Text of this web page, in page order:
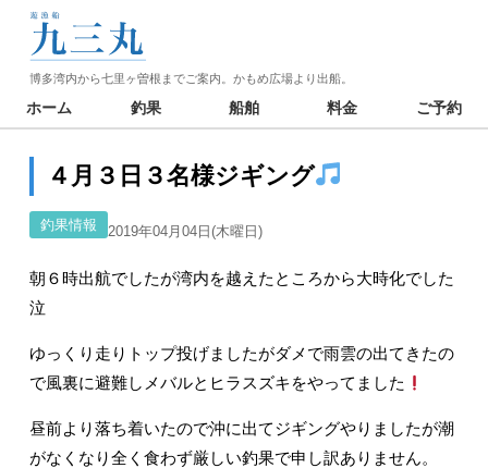
博多湾内から七里ヶ曽根までご案内。かもめ広場より出船。
ホーム 釣果 船舶 料金 ご予約
４月３日３名様ジギング
釣果情報 2019年04月04日(木曜日)
朝６時出航でしたが湾内を越えたところから大時化でした
泣
ゆっくり走りトップ投げましたがダメで雨雲の出てきたの
で風裏に避難しメバルとヒラスズキをやってました
昼前より落ち着いたので沖に出てジギングやりましたが潮
がなくなり全く食わず厳しい釣果で申し訳ありません。